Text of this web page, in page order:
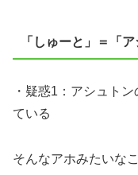
「しゅーと」＝「
・疑惑1：アシュト
ている
そんなアホみたいな